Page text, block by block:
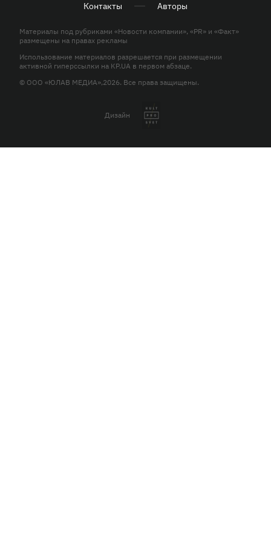
Контакты Авторы
Материалы под рубриками «Новости компании», «PR» и «Факт»
размещены на правах рекламы
Использование материалов разрешается при размещении
активной гиперссылки на KP.UA в первом абзаце.
© ООО «ЮЛАВ МЕДИА»,2026. Все права защищены.
Дизайн